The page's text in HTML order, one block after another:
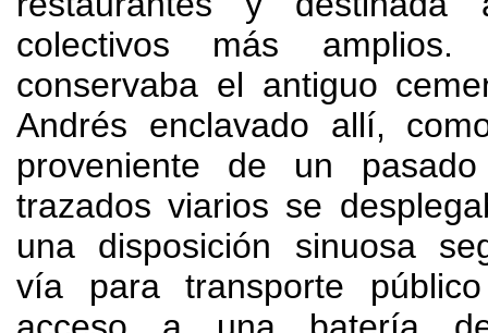
colectivos más amplios.
conservaba el antiguo
Andrés enclavado allí,
proveniente de un
trazados viarios se
una disposición sinuosa
vía para transporte